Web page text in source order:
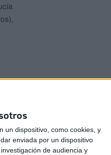
un dispositivo, como cookies, y
enviada por un dispositivo
de audiencia y